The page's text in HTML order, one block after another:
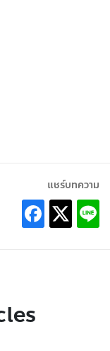
แชร์บทความ